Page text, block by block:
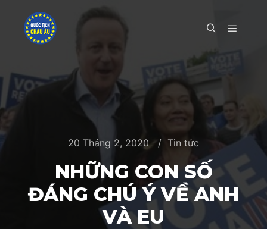
20 Tháng 2, 2020 Tin tức
NHỮNG CON SỐ
ĐÁNG CHÚ Ý VỀ ANH
VÀ EU